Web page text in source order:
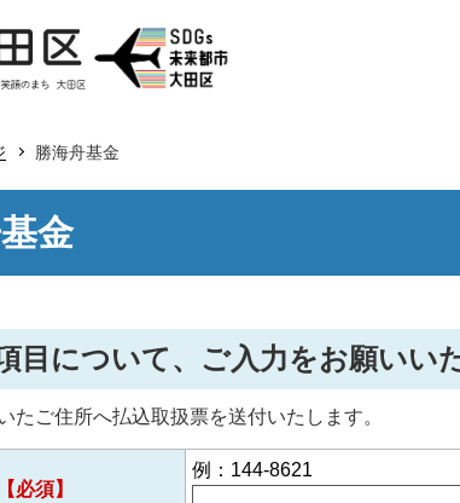
勝海舟基金
金
目について、ご入力をお願いい
たご住所へ払込取扱票を送付いたします。
【必須】
例：144-8621